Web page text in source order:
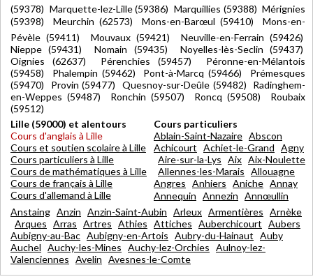
(59378) Marquette-lez-Lille (59386) Marquillies (59388) Mérignies
(59398) Meurchin (62573) Mons-en-Barœul (59410) Mons-en-
Pévèle (59411) Mouvaux (59421) Neuville-en-Ferrain (59426)
Nieppe (59431) Nomain (59435) Noyelles-lès-Seclin (59437)
Oignies (62637) Pérenchies (59457) Péronne-en-Mélantois
(59458) Phalempin (59462) Pont-à-Marcq (59466) Prémesques
(59470) Provin (59477) Quesnoy-sur-Deûle (59482) Radinghem-
en-Weppes (59487) Ronchin (59507) Roncq (59508) Roubaix
(59512)
Lille (59000) et alentours
Cours d'anglais à Lille
Cours et soutien scolaire à Lille
Cours particuliers à Lille
Cours de mathématiques à Lille
Cours de français à Lille
Cours d'allemand à Lille
Cours particuliers
Ablain-Saint-Nazaire Abscon
Achicourt Achiet-le-Grand Agny
Aire-sur-la-Lys Aix Aix-Noulette
Allennes-les-Marais Allouagne
Angres Anhiers Aniche Annay
Annequin Annezin Annœullin
Anstaing Anzin Anzin-Saint-Aubin Arleux Armentières Arnèke
Arques Arras Artres Athies Attiches Auberchicourt Aubers
Aubigny-au-Bac Aubigny-en-Artois Aubry-du-Hainaut Auby
Auchel Auchy-les-Mines Auchy-lez-Orchies Aulnoy-lez-
Valenciennes Avelin Avesnes-le-Comte